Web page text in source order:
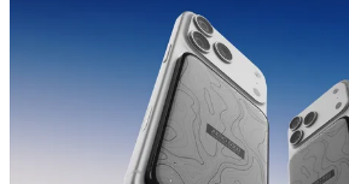
пока не гарантирована.